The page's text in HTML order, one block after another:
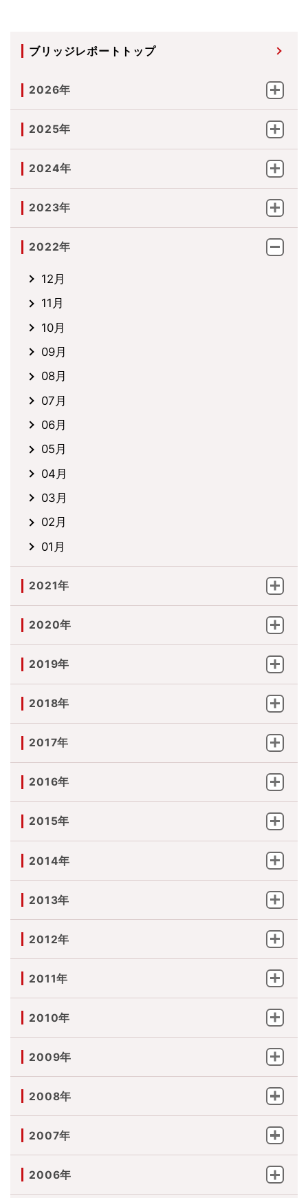
ブリッジレポートトップ
2026年
2025年
2024年
2023年
2022年
12月
11月
10月
09月
08月
07月
06月
05月
04月
03月
02月
01月
2021年
2020年
2019年
2018年
2017年
2016年
2015年
2014年
2013年
2012年
2011年
2010年
2009年
2008年
2007年
2006年